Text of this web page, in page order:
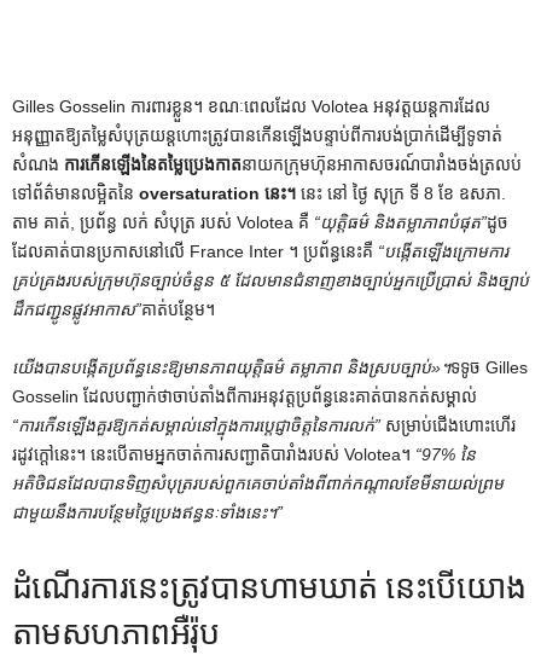
Gilles Gosselin ការពារខ្លួន។ ខណៈពេលដែល Volotea អនុវត្តយន្តការដែល
អនុញ្ញាតឱ្យតម្លៃសំបុត្រយន្តហោះត្រូវបានកើនឡើងបន្ទាប់ពីការបង់ប្រាក់ដើម្បីទូទាត់
សំណង ការកើនឡើងនៃតម្លៃប្រេងកាតនាយកក្រុមហ៊ុនអាកាសចរណ៍បារាំងចង់ត្រលប់
ទៅព័ត៌មានលម្អិតនៃ oversaturation នេះ។ នេះ នៅ ថ្ងៃ សុក្រ ទី 8 ខែ ឧសភា.
តាម គាត់, ប្រព័ន្ធ លក់ សំបុត្រ របស់ Volotea គឺ “យុត្តិធម៌ និងតម្លាភាពបំផុត”ដូច
ដែលគាត់បានប្រកាសនៅលើ France Inter ។ ប្រព័ន្ធនេះគឺ “បង្កើត​ឡើង​ក្រោម​ការ​
គ្រប់​គ្រង​របស់​ក្រុមហ៊ុន​ច្បាប់​ចំនួន ៥ ដែល​មាន​ជំនាញ​ខាង​ច្បាប់​អ្នក​ប្រើ​ប្រាស់ និង​ច្បាប់​
ដឹក​ជញ្ជូន​ផ្លូវ​អាកាស”គាត់បន្ថែម។
យើង​បាន​បង្កើត​ប្រព័ន្ធ​នេះ​ឱ្យ​មាន​ភាព​យុត្តិធម៌ តម្លាភាព និង​ស្រប​ច្បាប់»។ទទូច Gilles
Gosselin ដែលបញ្ជាក់ថាចាប់តាំងពីការអនុវត្តប្រព័ន្ធនេះគាត់បានកត់សម្គាល់
“ការកើនឡើងគួរឱ្យកត់សម្គាល់នៅក្នុងការប្តេជ្ញាចិត្តនៃការលក់” សម្រាប់ជើងហោះហើរ
រដូវក្តៅនេះ។ នេះ​បើ​តាម​អ្នក​ចាត់​ការ​សញ្ជាតិ​បារាំង​របស់ Volotea។ “97% នៃ
អតិថិជនដែលបានទិញសំបុត្ររបស់ពួកគេចាប់តាំងពីពាក់កណ្តាលខែមីនាយល់ព្រម
ជាមួយនឹងការបន្ថែមថ្លៃប្រេងឥន្ធនៈទាំងនេះ។”
ដំណើរការនេះត្រូវបានហាមឃាត់ នេះបើយោង
តាមសហភាពអឺរ៉ុប